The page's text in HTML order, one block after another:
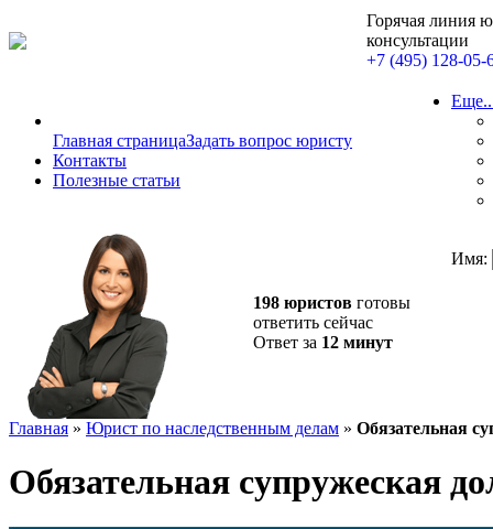
Горячая линия
консультации
+7 (495) 128-05-
Главная страницаЗадать вопрос юристу
Контакты
Полезные статьи
198 юристов готовы
ответить сейчас
Ответ за 12 минут
Имя:
Главная » Юрист по наследственным делам » Обязательная
Обязательная супружеская